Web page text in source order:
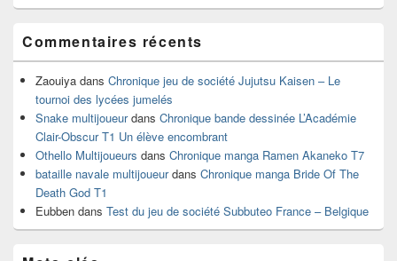
Commentaires récents
Zaouiya dans Chronique jeu de société Jujutsu Kaisen – Le
tournoi des lycées jumelés
Snake multijoueurdans Chronique bande dessinée L’Académie
Clair-Obscur T1 Un élève encombrant
Othello Multijoueurs dans Chronique manga Ramen Akaneko T7
bataille navale multijoueurdans Chronique manga Bride Of The
Death God T1
Eubben dans Test du jeu de société Subbuteo France – Belgique